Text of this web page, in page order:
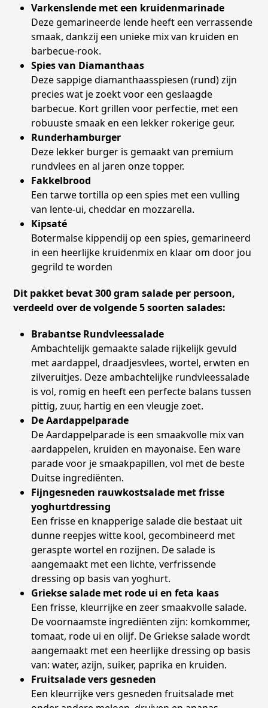
Varkenslende met een kruidenmarinade
Deze gemarineerde lende heeft een verrassende
smaak, dankzij een unieke mix van kruiden en
barbecue-rook.
Spies van Diamanthaas
Deze sappige diamanthaasspiesen (rund) zijn
precies wat je zoekt voor een geslaagde
barbecue. Kort grillen voor perfectie, met een
robuuste smaak en een lekker rokerige geur.
Runderhamburger
Deze lekker burger is gemaakt van premium
rundvlees en al jaren onze topper.
Fakkelbrood
Een tarwe tortilla op een spies met een vulling
van lente-ui, cheddar en mozzarella.
Kipsaté
Botermalse kippendij op een spies, gemarineerd
in een heerlijke kruidenmix en klaar om door jou
gegrild te worden
Dit pakket bevat 300 gram salade per persoon,
verdeeld over de volgende 5 soorten salades:
Brabantse Rundvleessalade
Ambachtelijk gemaakte salade rijkelijk gevuld
met aardappel, draadjesvlees, wortel, erwten en
zilveruitjes. Deze ambachtelijke rundvleessalade
is vol, romig en heeft een perfecte balans tussen
pittig, zuur, hartig en een vleugje zoet.
De Aardappelparade
De Aardappelparade is een smaakvolle mix van
aardappelen, kruiden en mayonaise. Een ware
parade voor je smaakpapillen, vol met de beste
Duitse ingrediënten.
Fijngesneden rauwkostsalade met frisse
yoghurtdressing
Een frisse en knapperige salade die bestaat uit
dunne reepjes witte kool, gecombineerd met
geraspte wortel en rozijnen. De salade is
aangemaakt met een lichte, verfrissende
dressing op basis van yoghurt.
Griekse salade met rode ui en feta kaas
Een frisse, kleurrijke en zeer smaakvolle salade.
De voornaamste ingrediënten zijn: komkommer,
tomaat, rode ui en olijf. De Griekse salade wordt
aangemaakt met een heerlijke dressing op basis
van: water, azijn, suiker, paprika en kruiden.
Fruitsalade vers gesneden
Een kleurrijke vers gesneden fruitsalade met